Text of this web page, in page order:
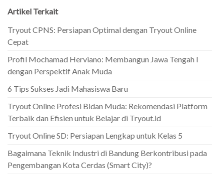
Artikel Terkait
Tryout CPNS: Persiapan Optimal dengan Tryout Online
Cepat
Profil Mochamad Herviano: Membangun Jawa Tengah I
dengan Perspektif Anak Muda
6 Tips Sukses Jadi Mahasiswa Baru
Tryout Online Profesi Bidan Muda: Rekomendasi Platform
Terbaik dan Efisien untuk Belajar di Tryout.id
Tryout Online SD: Persiapan Lengkap untuk Kelas 5
Bagaimana Teknik Industri di Bandung Berkontribusi pada
Pengembangan Kota Cerdas (Smart City)?